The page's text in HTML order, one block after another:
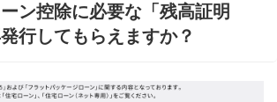
ン控除に必要な「残高証明
行してもらえますか？